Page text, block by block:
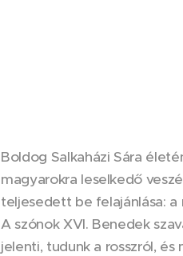
Boldog Salkaházi Sára
magyarokra leselkedő
teljesedett be felajánlása:
A szónok XVI. Benedek
jelenti, tudunk a rosszról,